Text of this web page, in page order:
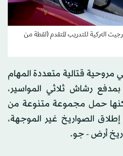
التركية للتدريب المتقدم (لقطة من
«تي - 129» هي مروحية قتالية متعددة المهام
رشاش ثلاثي المواسير،
يمكنها حمل مجموعة متنوعة من
الصواريخ غير الموجهة،
أرض - جو.